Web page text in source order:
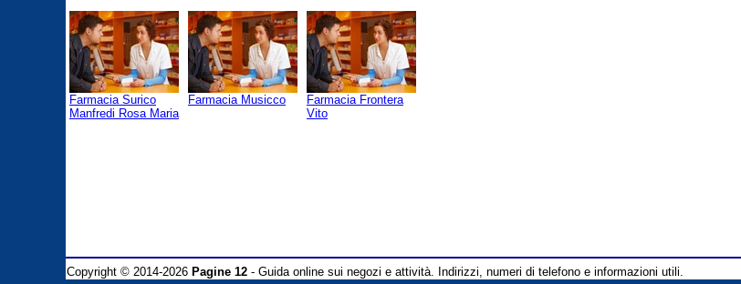
Farmacia Surico
Manfredi Rosa Maria
Farmacia Musicco
Farmacia Frontera
Vito
Copyright © 2014-2026 Pagine 12 - Guida online sui negozi e attività. Indirizzi, numeri di telefono e informazioni utili.